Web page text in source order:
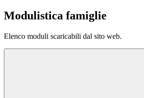
Modulistica famiglie
Elenco moduli scaricabili dal sito web.